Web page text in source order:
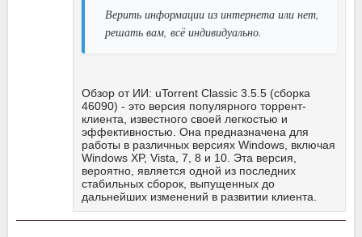
Верить информации из интернета или нет,
решать вам, всё индивидуально.
Обзор от ИИ: uTorrent Classic 3.5.5 (сборка
46090) - это версия популярного торрент-
клиента, известного своей легкостью и
эффективностью. Она предназначена для
работы в различных версиях Windows, включая
Windows XP, Vista, 7, 8 и 10. Эта версия,
вероятно, является одной из последних
стабильных сборок, выпущенных до
дальнейших изменений в развитии клиента.